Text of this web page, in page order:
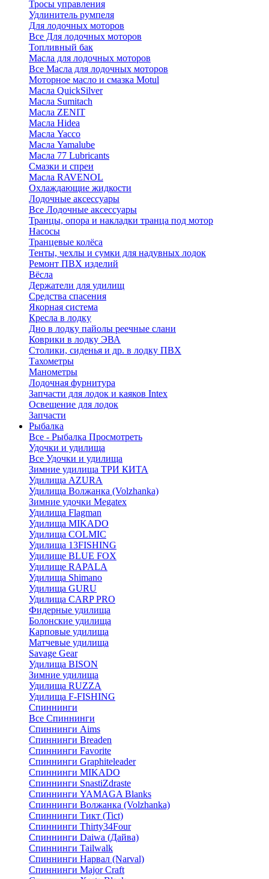
Тросы управления
Удлинитель румпеля
Для лодочных моторов
Все Для лодочных моторов
Топливный бак
Масла для лодочных моторов
Все Масла для лодочных моторов
Моторное масло и смазка Motul
Масла QuickSilver
Масла Sumitach
Масла ZENIT
Масла Hidea
Масла Yacco
Масла Yamalube
Масла 77 Lubricants
Смазки и спреи
Масла RAVENOL
Охлаждающие жидкости
Лодочные аксессуары
Все Лодочные аксессуары
Транцы, опора и накладки транца под мотор
Насосы
Транцевые колёса
Тенты, чехлы и сумки для надувных лодок
Ремонт ПВХ изделий
Вёсла
Держатели для удилищ
Средства спасения
Якорная система
Кресла в лодку
Дно в лодку пайолы реечные слани
Коврики в лодку ЭВА
Столики, сиденья и др. в лодку ПВХ
Тахометры
Манометры
Лодочная фурнитура
Запчасти для лодок и каяков Intex
Освещение для лодок
Запчасти
Рыбалка
Все - Рыбалка Просмотреть
Удочки и удилища
Все Удочки и удилища
Зимние удилища ТРИ КИТА
Удилища AZURA
Удилища Волжанка (Volzhanka)
Зимние удочки Megatex
Удилища Flagman
Удилища MIKADO
Удилища COLMIC
Удилища 13FISHING
Удилище BLUE FOX
Удилище RAPALA
Удилища Shimano
Удилища GURU
Удилища CARP PRO
Фидерные удилища
Болонские удилища
Карповые удилища
Матчевые удилища
Savage Gear
Удилища BISON
Зимние удилища
Удилища RUZZA
Удилища F-FISHING
Спиннинги
Все Спиннинги
Спиннинги Aims
Спиннинги Breaden
Спиннинги Favorite
Спиннинги Graphiteleader
Спиннинги MIKADO
Спиннинги SnastiZdraste
Спиннинги YAMAGA Blanks
Спиннинги Волжанка (Volzhanka)
Спиннинги Тикт (Tict)
Спиннинги Thirty34Four
Спиннинги Daiwa (Дайва)
Спиннинги Tailwalk
Спиннинги Нарвал (Narval)
Спиннинги Major Craft